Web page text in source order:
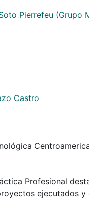
Pierrefeu (Grupo
Castro
Profesional
ejecutados y